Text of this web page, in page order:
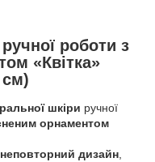
роботи з
«Квітка»
см)
шкіри ручної
орнаментом
неповторний дизайн,